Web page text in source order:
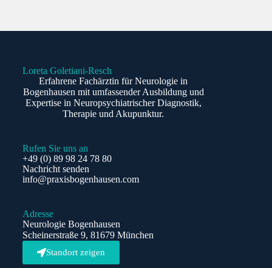
Loreta Goletiani-Resch
Erfahrene Fachärztin für Neurologie in
Bogenhausen mit umfassender Ausbildung und
Expertise in Neuropsychiatrischer Diagnostik,
Therapie und Akupunktur.
Rufen Sie uns an
+49 (0) 89 98 24 78 80
Nachricht senden
info@praxisbogenhausen.com
Adresse
Neurologie Bogenhausen
Scheinerstraße 9, 81679 München
Standort zeigen